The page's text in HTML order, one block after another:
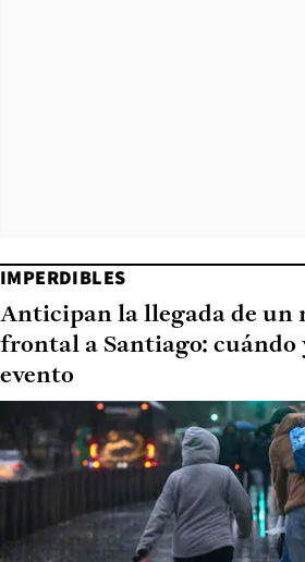
IMPERDIBLES
Anticipan la llegada de un
frontal a Santiago: cuándo
evento